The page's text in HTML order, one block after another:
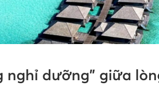
nghỉ dưỡng” giữa